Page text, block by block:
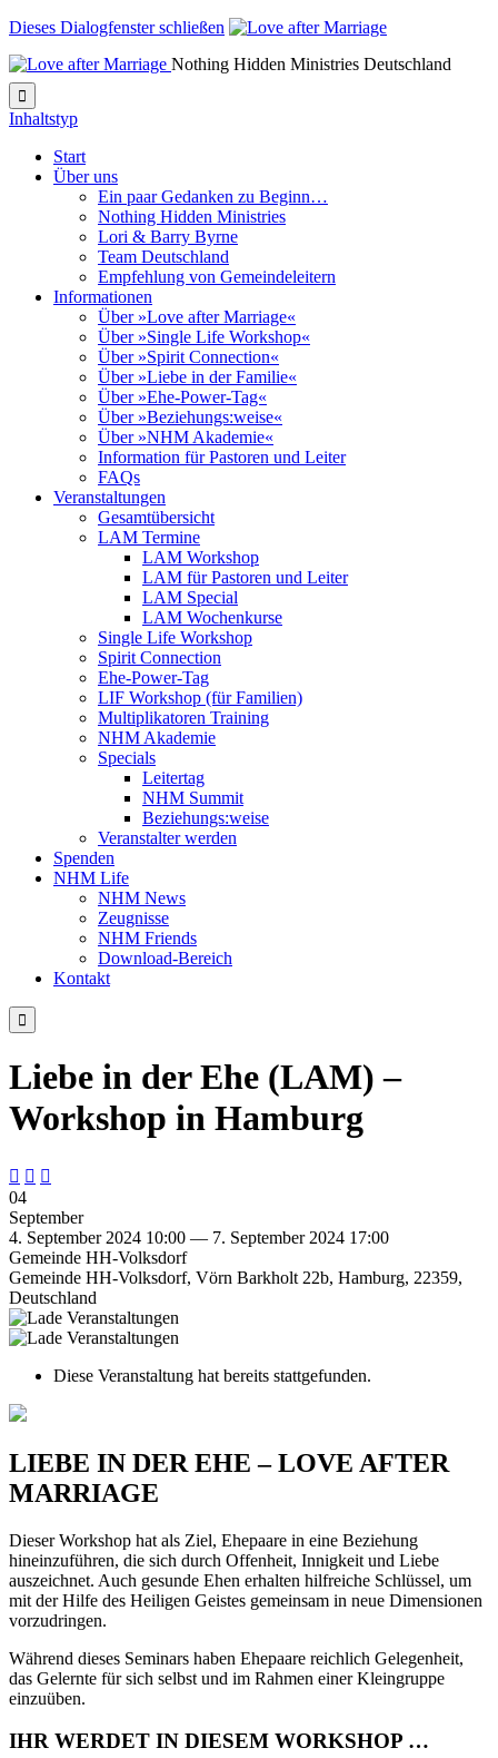
Dieses Dialogfenster schließen
Nothing Hidden Ministries Deutschland

Inhaltstyp
Start
Über uns
Ein paar Gedanken zu Beginn…
Nothing Hidden Ministries
Lori & Barry Byrne
Team Deutschland
Empfehlung von Gemeindeleitern
Informationen
Über »Love after Marriage«
Über »Single Life Workshop«
Über »Spirit Connection«
Über »Liebe in der Familie«
Über »Ehe-Power-Tag«
Über »Beziehungs:weise«
Über »NHM Akademie«
Information für Pastoren und Leiter
FAQs
Veranstaltungen
Gesamtübersicht
LAM Termine
LAM Workshop
LAM für Pastoren und Leiter
LAM Special
LAM Wochenkurse
Single Life Workshop
Spirit Connection
Ehe-Power-Tag
LIF Workshop (für Familien)
Multiplikatoren Training
NHM Akademie
Specials
Leitertag
NHM Summit
Beziehungs:weise
Veranstalter werden
Spenden
NHM Life
NHM News
Zeugnisse
NHM Friends
Download-Bereich
Kontakt

Liebe in der Ehe (LAM) –
Workshop in Hamburg
  
04
September
4. September 2024 10:00 — 7. September 2024 17:00
Gemeinde HH-Volksdorf
Gemeinde HH-Volksdorf, Vörn Barkholt 22b, Hamburg, 22359,
Deutschland
Diese Veranstaltung hat bereits stattgefunden.
LIEBE IN DER EHE – LOVE AFTER
MARRIAGE
Dieser Workshop hat als Ziel, Ehepaare in eine Beziehung
hineinzuführen, die sich durch Offenheit, Innigkeit und Liebe
auszeichnet. Auch gesunde Ehen erhalten hilfreiche Schlüssel, um
mit der Hilfe des Heiligen Geistes gemeinsam in neue Dimensionen
vorzudringen.
Während dieses Seminars haben Ehepaare reichlich Gelegenheit,
das Gelernte für sich selbst und im Rahmen einer Kleingruppe
einzuüben.
IHR WERDET IN DIESEM WORKSHOP …